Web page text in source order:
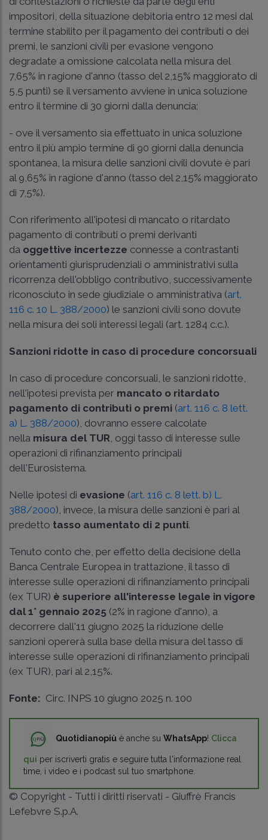
impositori, della situazione debitoria entro 12 mesi dal
termine stabilito per il pagamento dei contributi o dei
premi, le sanzioni civili per evasione vengono
degradate a omissione calcolata nella misura del
7,65% in ragione d'anno (tasso del 2,15% maggiorato di
5,5 punti) se il versamento avviene in unica soluzione
entro il termine di 30 giorni dalla denuncia;
- ove il versamento sia effettuato in unica soluzione
entro il più ampio termine di 90 giorni dalla denuncia
spontanea, la misura delle sanzioni civili dovute è pari
al 9,65% in ragione d'anno (tasso del 2,15% maggiorato
di 7,5%).
Con riferimento all'ipotesi di mancato o ritardato
pagamento di contributi o premi derivanti
da oggettive incertezze connesse a contrastanti
orientamenti giurisprudenziali o amministrativi sulla
ricorrenza dell'obbligo contributivo, successivamente
riconosciuto in sede giudiziale o amministrativa (art.
116 c. 10 L. 388/2000) le sanzioni civili sono dovute
nella misura dei soli interessi legali (art. 1284 c.c.).
Sanzioni ridotte in caso di procedure concorsuali
In caso di procedure concorsuali, le sanzioni ridotte,
nell'ipotesi prevista per mancato o ritardato
pagamento di contributi o premi (art. 116 c. 8 lett.
a) L. 388/2000), dovranno essere calcolate
nella misura del TUR , oggi tasso di interesse sulle
operazioni di rifinanziamento principali
dell'Eurosistema.
Nelle ipotesi di evasione (art. 116 c. 8 lett. b) L.
388/2000), invece, la misura delle sanzioni è pari al
predetto tasso aumentato di 2 punti.
Tenuto conto che, per effetto della decisione della
Banca Centrale Europea in trattazione, il tasso di
interesse sulle operazioni di rifinanziamento principali
(ex TUR) è superiore all'interesse legale in vigore
dal 1° gennaio 2025 (2% in ragione d'anno), a
decorrere dall'11 giugno 2025 la riduzione delle
sanzioni opererà sulla base della misura del tasso di
interesse sulle operazioni di rifinanziamento principali
(ex TUR), pari al 2,15%.
Fonte: Circ. INPS 10 giugno 2025 n. 100
Quotidianopiù è anche su WhatsApp! Clicca
qui per iscriverti gratis e seguire tutta l'informazione real
time, i video e i podcast sul tuo smartphone.
© Copyright - Tutti i diritti riservati - Giuffrè Francis
Lefebvre S.p.A.